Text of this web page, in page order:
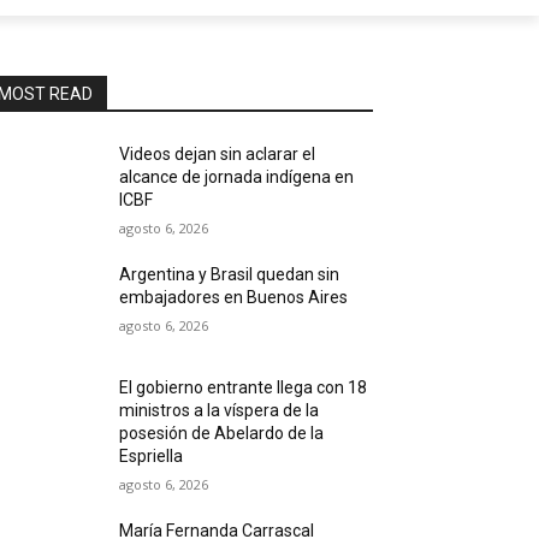
READ
Videos dejan sin aclarar el
alcance de jornada indígena en
ICBF
agosto 6, 2026
Argentina y Brasil quedan sin
embajadores en Buenos Aires
agosto 6, 2026
El gobierno entrante llega con 18
ministros a la víspera de la
posesión de Abelardo de la
Espriella
agosto 6, 2026
María Fernanda Carrascal